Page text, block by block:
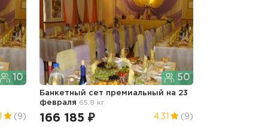
10
(9)
50
Банкетный сет премиальный на 23
февраля 65.8 кг
166 185 ₽ 4.31 (9)